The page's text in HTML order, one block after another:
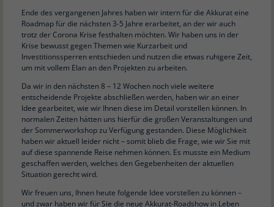
Ende des vergangenen Jahres haben wir intern für die Akkurat eine
Roadmap für die nächsten 3-5 Jahre erarbeitet, an der wir auch
trotz der Corona Krise festhalten möchten. Wir haben uns in der
Krise bewusst gegen Themen wie Kurzarbeit und
Investitionssperren entschieden und nutzen die etwas ruhigere Zeit,
um mit vollem Elan an den Projekten zu arbeiten.
Da wir in den nächsten 8 – 12 Wochen noch viele weitere
entscheidende Projekte abschließen werden, haben wir an einer
Idee gearbeitet, wie wir Ihnen diese im Detail vorstellen können. In
normalen Zeiten hätten uns hierfür die großen Veranstaltungen und
der Sommerworkshop zu Verfügung gestanden. Diese Möglichkeit
haben wir aktuell leider nicht – somit blieb die Frage, wie wir Sie mit
auf diese spannende Reise nehmen können. Es musste ein Medium
geschaffen werden, welches den Gegebenheiten der aktuellen
Situation gerecht wird.
Wir freuen uns, Ihnen heute folgende Idee vorstellen zu können –
und zwar haben wir für Sie die neue Akkurat-Roadshow in Leben